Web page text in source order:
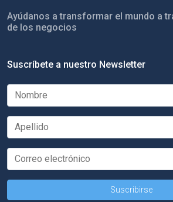
Ayúdanos a transformar el mundo a
de los negocios
Suscríbete a nuestro Newsletter